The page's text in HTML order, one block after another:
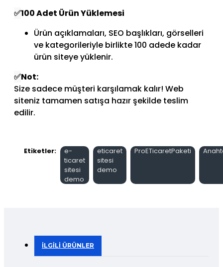
✅100 Adet Ürün Yüklemesi
Ürün açıklamaları, SEO başlıkları, görselleri
ve kategorileriyle birlikte 100 adede kadar
ürün siteye yüklenir.
✅Not:
Size sadece müşteri karşılamak kalır! Web
siteniz tamamen satışa hazır şekilde teslim
edilir.
Etiketler:
e-
ticaret
sitesi
demo
eticaret
sitesi
demo
ProETicaretPaketi
İLGILI ÜRÜNLER